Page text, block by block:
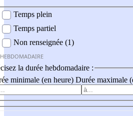
Temps plein
Temps partiel
Non renseignée (1)
la durée hebdomadaire :
minimale (en heure) Durée maximale